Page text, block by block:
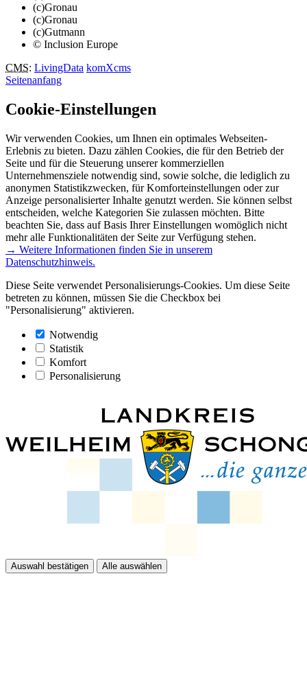
(c)Gronau
(c)Gronau
(c)Gutmann
© Inclusion Europe
CMS: LivingData komXcms
Seitenanfang
Cookie-Einstellungen
Wir verwenden Cookies, um Ihnen ein optimales Webseiten-
Erlebnis zu bieten. Dazu zählen Cookies, die für den Betrieb der
Seite und für die Steuerung unserer kommerziellen
Unternehmensziele notwendig sind, sowie solche, die lediglich zu
anonymen Statistikzwecken, für Komforteinstellungen oder zur
Anzeige personalisierter Inhalte genutzt werden. Sie können selbst
entscheiden, welche Kategorien Sie zulassen möchten. Bitte
beachten Sie, dass auf Basis Ihrer Einstellungen womöglich nicht
mehr alle Funktionalitäten der Seite zur Verfügung stehen.
→ Weitere Informationen finden Sie in unserem
Datenschutzhinweis.
Diese Seite verwendet Personalisierungs-Cookies. Um diese Seite
betreten zu können, müssen Sie die Checkbox bei
"Personalisierung" aktivieren.
Notwendig
Statistik
Komfort
Personalisierung
Auswahl bestätigen Alle auswählen